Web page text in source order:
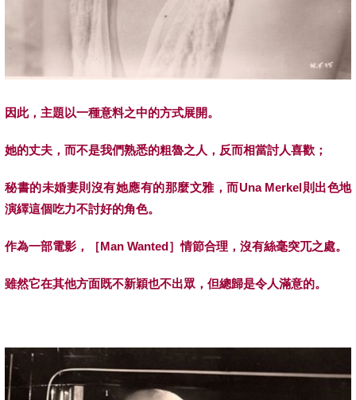
因此，主題以一種意料之中的方式展開。
她的丈夫，而不是我們熟悉的粗魯之人，反而相當討人喜歡；
秘書的未婚妻則沒有她應有的那麼文雅，而Una Merkel則出色地
演繹這個吃力不討好的角色。
作為一部電影，［Man Wanted］情節合理，沒有絲毫突兀之處。
雖然它在其他方面既不新穎也不出眾，但總歸是令人滿意的。